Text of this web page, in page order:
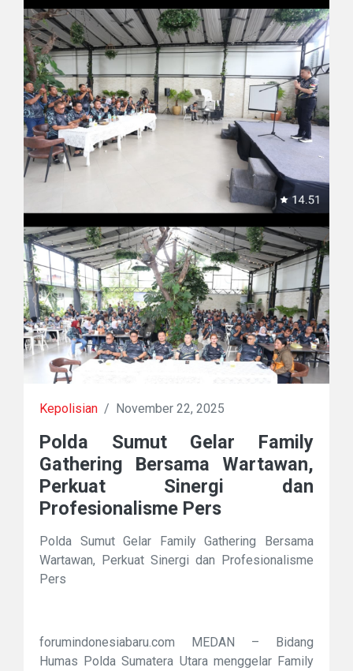
Kepolisian / November 22, 2025
Polda Sumut Gelar Family
Gathering Bersama Wartawan,
Perkuat Sinergi dan
Profesionalisme Pers
Polda Sumut Gelar Family Gathering Bersama
Wartawan, Perkuat Sinergi dan Profesionalisme
Pers
forumindonesiabaru.com MEDAN – Bidang
Humas Polda Sumatera Utara menggelar Family